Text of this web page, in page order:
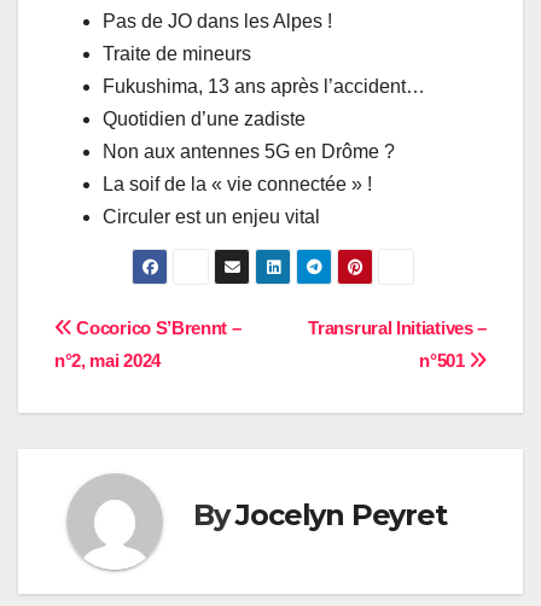
Pas de JO dans les Alpes !
Traite de mineurs
Fukushima, 13 ans après l’accident…
Quotidien d’une zadiste
Non aux antennes 5G en Drôme ?
La soif de la « vie connectée » !
Circuler est un enjeu vital
Navigation
de
Transrural Initiatives –
n°501
Cocorico S’Brennt –
n°2, mai 2024
ByJocelyn Peyret